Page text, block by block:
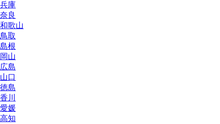
兵庫
奈良
和歌山
鳥取
島根
岡山
広島
山口
徳島
香川
愛媛
高知